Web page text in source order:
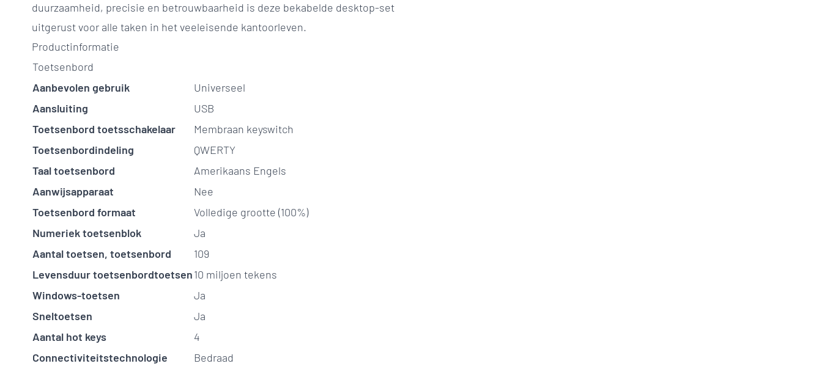
duurzaamheid, precisie en betrouwbaarheid is deze bekabelde desktop-set
uitgerust voor alle taken in het veeleisende kantoorleven.
Productinformatie
Toetsenbord
Aanbevolen gebruik
Universeel
Aansluiting
USB
Toetsenbord toetsschakelaar
Membraan keyswitch
Toetsenbordindeling
QWERTY
Taal toetsenbord
Amerikaans Engels
Aanwijsapparaat
Nee
Toetsenbord formaat
Volledige grootte (100%)
Numeriek toetsenblok
Ja
Aantal toetsen, toetsenbord
109
Levensduur toetsenbordtoetsen10 miljoen tekens
Windows-toetsen
Ja
Sneltoetsen
Ja
Aantal hot keys
4
Connectiviteitstechnologie
Bedraad